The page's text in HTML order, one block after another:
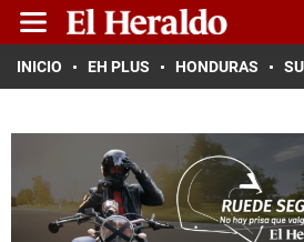
INICIO EH PLUS HONDURAS